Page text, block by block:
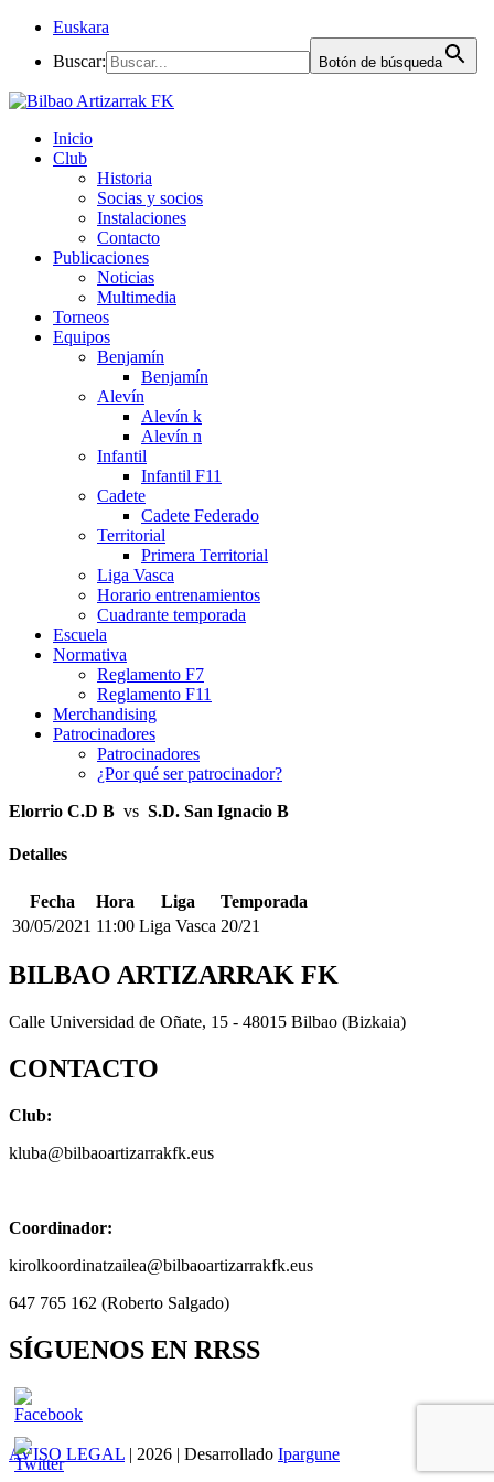
Euskara
Buscar:
Botón de búsqueda
Inicio
Club
Historia
Socias y socios
Instalaciones
Contacto
Publicaciones
Noticias
Multimedia
Torneos
Equipos
Benjamín
Benjamín
Alevín
Alevín k
Alevín n
Infantil
Infantil F11
Cadete
Cadete Federado
Territorial
Primera Territorial
Liga Vasca
Horario entrenamientos
Cuadrante temporada
Escuela
Normativa
Reglamento F7
Reglamento F11
Merchandising
Patrocinadores
Patrocinadores
¿Por qué ser patrocinador?
Elorrio C.D B vs S.D. San Ignacio B
Detalles
Fecha Hora Liga
Temporada
30/05/2021 11:00 Liga Vasca 20/21
BILBAO ARTIZARRAK FK
Calle Universidad de Oñate, 15 - 48015 Bilbao (Bizkaia)
CONTACTO
Club:
kluba@bilbaoartizarrakfk.eus
Coordinador:
kirolkoordinatzailea@bilbaoartizarrakfk.eus
647 765 162 (Roberto Salgado)
SÍGUENOS EN RRSS
AVISO LEGAL | 2026 | Desarrollado Ipargune